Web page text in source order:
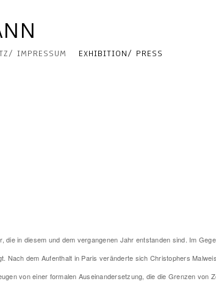
IMPRESSUM EXHIBITION/ PRESS
in diesem und dem vergangenen Jahr entstanden sind. Im
Nach dem Aufenthalt in Paris veränderte sich Christophers
von einer formalen Auseinandersetzung, die die Grenzen von